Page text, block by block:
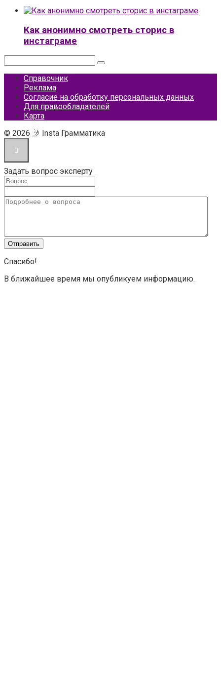
Как анонимно смотреть сторис в
инстаграме
Справочник
Реклама
Согласие на обработку персональных данных
Для правообладателей
Карта
© 2026 🤳 Insta Грамматика
Задать вопрос эксперту
Спасибо!
В ближайшее время мы опубликуем информацию.